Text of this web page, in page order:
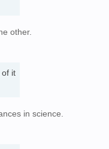
other.
of it
in science.